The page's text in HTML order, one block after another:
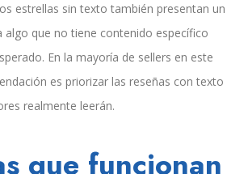
estrellas sin texto también presentan un
algo que no tiene contenido específico
En la mayoría de sellers en este
es priorizar las reseñas con texto
realmente leerán.
que funcionan